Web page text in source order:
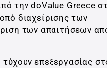
την doValue Greece
διαχείρισης των
των απαιτήσεων
επεξεργασίας